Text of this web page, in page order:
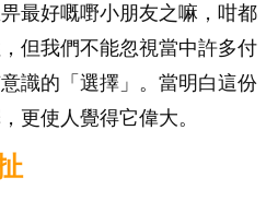
最好嘅嘢小朋友之嘛，咁都
但我們不能忽視當中許多付
識的「選擇」。當明白這份
更使人覺得它偉大。